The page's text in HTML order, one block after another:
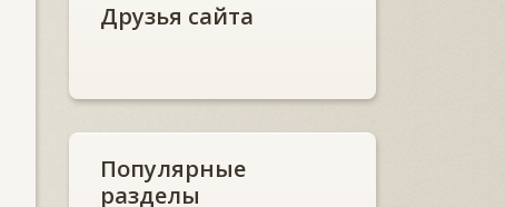
Друзья сайта
Популярные
разделы